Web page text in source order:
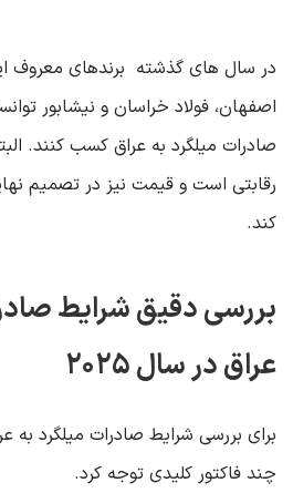
در سال‌ های گذشته برندهای معروف
اصفهان، فولاد خراسان و نیشابور
صادرات میلگرد به عراق کسب کنند.
رقابتی است و قیمت نیز در تصمیم
‌کند.
بررسی دقیق شرایط
عراق در سال۲۰۲۵
برای بررسی شرایط صادرات میلگرد به
چند فاکتور کلیدی توجه کرد.